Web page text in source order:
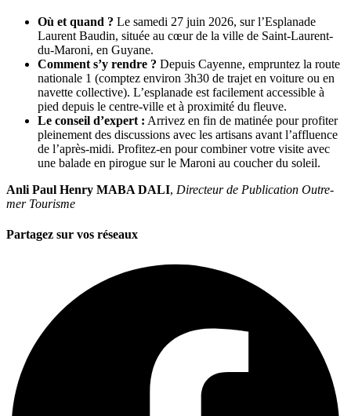
Où et quand ? Le samedi 27 juin 2026, sur l’Esplanade
Laurent Baudin, située au cœur de la ville de Saint-Laurent-
du-Maroni, en Guyane.
Comment s’y rendre ? Depuis Cayenne, empruntez la route
nationale 1 (comptez environ 3h30 de trajet en voiture ou en
navette collective). L’esplanade est facilement accessible à
pied depuis le centre-ville et à proximité du fleuve.
Le conseil d’expert : Arrivez en fin de matinée pour profiter
pleinement des discussions avec les artisans avant l’affluence
de l’après-midi. Profitez-en pour combiner votre visite avec
une balade en pirogue sur le Maroni au coucher du soleil.
Anli Paul Henry MABA DALI, Directeur de Publication Outre-
mer Tourisme
Partagez sur vos réseaux